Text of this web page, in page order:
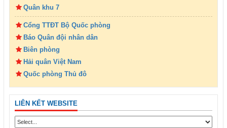
Quân khu 7
Cổng TTĐT Bộ Quốc phòng
Báo Quân đội nhân dân
Biên phòng
Hải quân Việt Nam
Quốc phòng Thủ đô
LIÊN KẾT WEBSITE